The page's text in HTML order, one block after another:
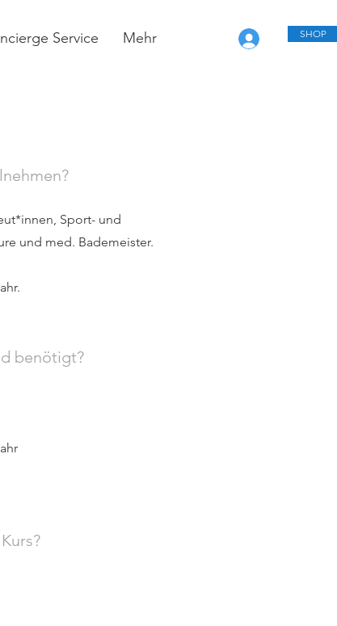
Service Mehr SHOP
Sport- und
und med. Bademeister.
benötigt?